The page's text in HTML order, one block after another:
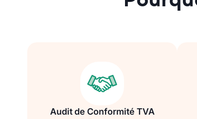
Audit de Conformité TVA